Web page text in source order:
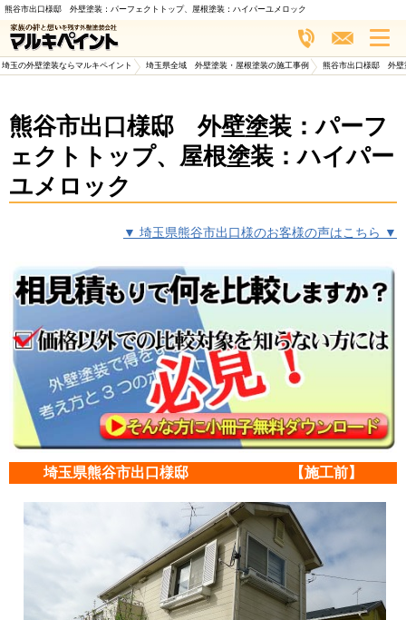
熊谷市出口様邸 外壁塗装：パーフェクトトップ、屋根塗装：ハイパーユメロック
埼玉の外壁塗装ならマルキペイント > 埼玉県全域 外壁塗装・屋根塗装の施工事例 > 熊谷市出口様邸 外壁
熊谷市出口様邸 外壁塗装：パーフ
ェクトトップ、屋根塗装：ハイパー
ユメロック
▼ 埼玉県熊谷市出口様のお客様の声はこちら ▼
埼玉県熊谷市出口様邸 【施工前】